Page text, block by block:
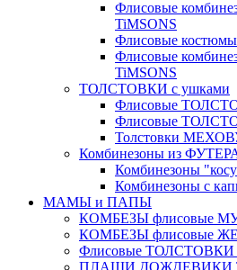
Флисовые
TiMSONS
Флисовые
Флисовые
TiMSONS
ТОЛСТОВКИ с ушками
Флисовые
Флисовые
Толстовки
Комбинезоны из
Комбинезоны
Комбинезоны с
МАМЫ и ПАПЫ
КОМБЕЗЫ флисовые
КОМБЕЗЫ флисовые
Флисовые ТОЛСТОВКИ
ПЛАЩИ ДОЖДЕВИКИ